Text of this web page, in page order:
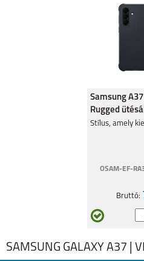
Samsung A37
Rugged
fekete
Stílus, amely
OSAM-EF-
Bruttó:
SAMSUNG GALAXY A37 |